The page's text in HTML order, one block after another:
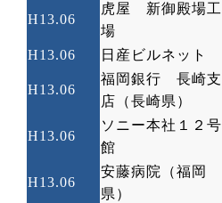
H13.06
虎屋 新御殿場工
場
H13.06 日産ビルネット
H13.06
福岡銀行 長崎支
店（長崎県）
H13.06
ソニー本社１２号
館
H13.06
安藤病院（福岡
県）